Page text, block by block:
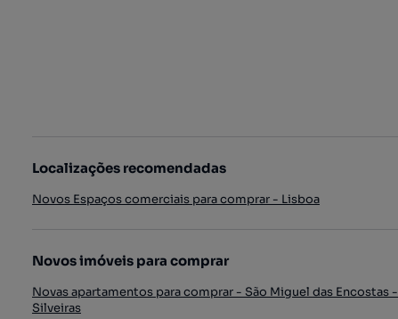
Localizações recomendadas
Novos Espaços comerciais para comprar - Lisboa
Novos imóveis para comprar
Novas apartamentos para comprar - São Miguel das Encostas -
Silveiras